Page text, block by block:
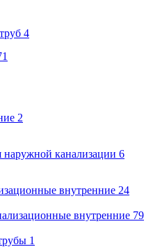
4
2
канализации 6
внутренние 24
внутренние 79
1